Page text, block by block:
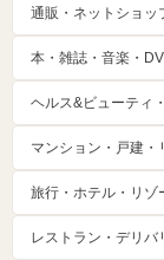
通販・ネットショッ
本・雑誌・音楽・
ヘルス&ビューティ
マンション・戸建
旅行・ホテル・リゾ
レストラン・デリバ